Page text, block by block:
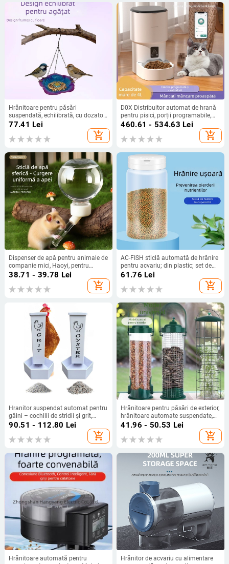
Hrănitoare pentru păsări
suspendată, echilibrată, cu dozator
pentru apă și hrană — design în stil
flori, din metal, decor pentru balcon
și grădină
77.41 Lei
add_shopping_cart
D0X Distribuitor automat de hrană
pentru pisici, porții programabile,
Wi‑Fi inteligent, control de la
460.61 - 534.63 Lei
add_shopping_cart
Dispenser de apă pentru animale de
companie mici, Haoyi, pentru
acvariu (Brand: Haoyi; Import: Nu;
38.71 - 39.78 Lei
add_shopping_cart
AC-FISH sticlă automată de hrănire
pentru acvariu; din plastic; set de
100 buc.; potrivită pentru acvariu
61.76 Lei
add_shopping_cart
Hranitor suspendat automat pentru
găini – cochilii de stridii și grit,
Material: plastic, WSQ-001, 40
90.51 - 112.80 Lei
add_shopping_cart
Hrănitoare pentru păsări de exterior,
hrănitoare automate suspendate,
hrănitoare metalice pentru păsări,
41.96 - 50.53 Lei
add_shopping_cart
Hrănitoare automată pentru
Hrănitor de acvariu cu alimentare